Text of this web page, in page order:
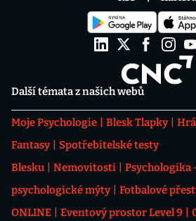
Další témata z našich webů
Moje Psychologie Blesk Tlapky
Fantasy
Spotřebitelské testy
Blesku
Nemovitosti
Psychologika
psychologické mýty
Fotbalové
ONLINE
Eventový prostor Level 9